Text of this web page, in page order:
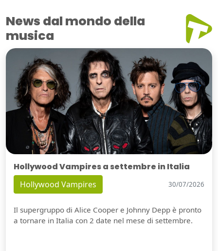
News dal mondo della
musica
Hollywood Vampires a settembre in Italia
Hollywood Vampires 30/07/2026
Il supergruppo di Alice Cooper e Johnny Depp è pronto
a tornare in Italia con 2 date nel mese di settembre.